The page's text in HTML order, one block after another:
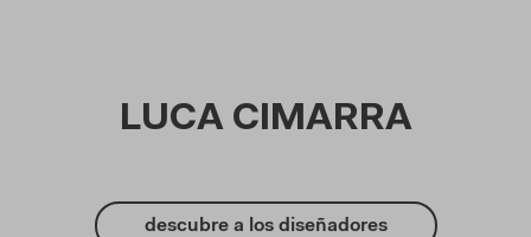
LUCA CIMARRA
descubre a los diseñadores